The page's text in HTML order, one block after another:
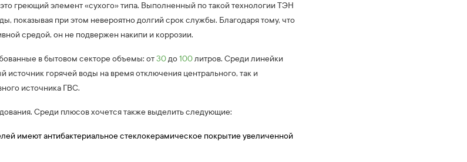
греющий элемент «сухого» типа. Выполненный по такой технологии ТЭН
показывая при этом невероятно долгий срок службы. Благодаря тому, что
средой, он не подвержен накипи и коррозии.
в бытовом секторе объемы: от30до100литров. Среди линейки
горячей воды на время отключения центрального, так и
источника ГВС.
Среди плюсов хочется также выделить следующие:
имеют антибактериальное стеклокерамическое покрытие увеличенной